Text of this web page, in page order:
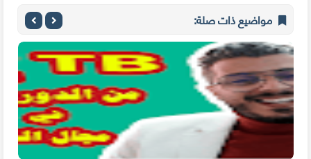
مواضيع ذات صلة: